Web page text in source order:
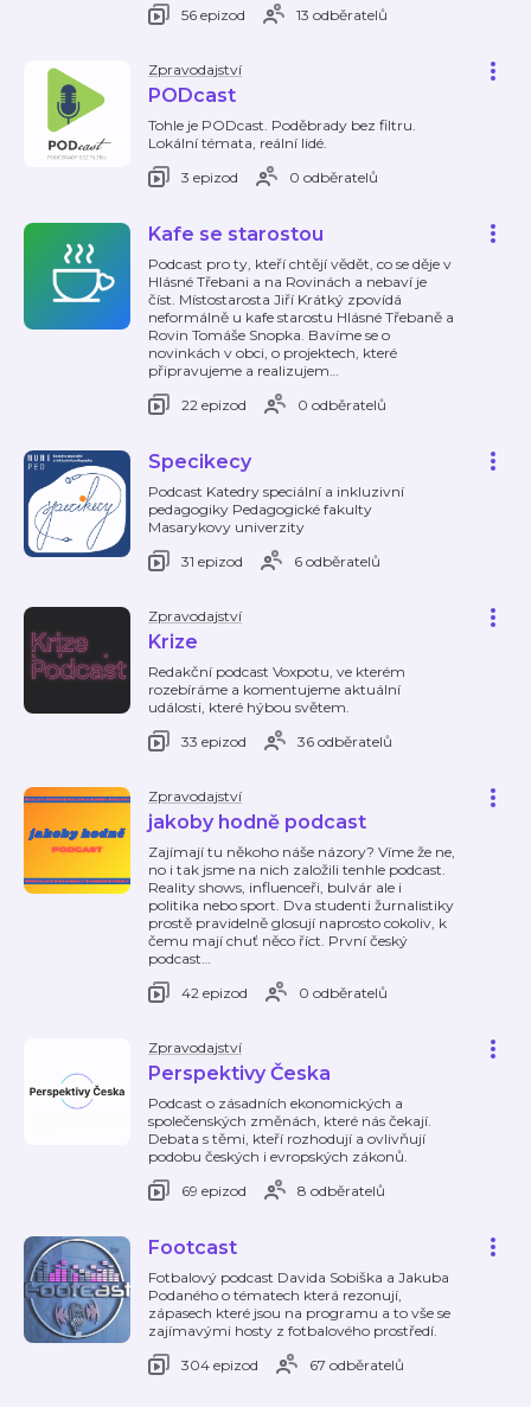
56 epizod 13 odběratelů
Zpravodajství
PODcast
Tohle je PODcast. Poděbrady bez filtru.
Lokální témata, reální lidé.
3 epizod
0 odběratelů
Kafe se starostou
Podcast pro ty, kteří chtějí vědět, co se děje v
Hlásné Třebani a na Rovinách a nebaví je
číst. Místostarosta Jiří Krátký zpovídá
neformálně u kafe starostu Hlásné Třebaně a
Rovin Tomáše Snopka. Bavíme se o
novinkách v obci, o projektech, které
připravujeme a realizujem…
22 epizod
0 odběratelů
Specikecy
Podcast Katedry speciální a inkluzivní
pedagogiky Pedagogické fakulty
Masarykovy univerzity
31 epizod
6 odběratelů
Zpravodajství
Krize
Redakční podcast Voxpotu, ve kterém
rozebíráme a komentujeme aktuální
události, které hýbou světem.
33 epizod
36 odběratelů
Zpravodajství
jakoby hodně podcast
Zajímají tu někoho náše názory? Víme že ne,
no i tak jsme na nich založili tenhle podcast.
Reality shows, influenceři, bulvár ale i
politika nebo sport. Dva studenti žurnalistiky
prostě pravidelně glosují naprosto cokoliv, k
čemu mají chuť něco říct. První český
podcast…
42 epizod
0 odběratelů
Zpravodajství
Perspektivy Česka
Podcast o zásadních ekonomických a
společenských změnách, které nás čekají.
Debata s těmi, kteří rozhodují a ovlivňují
podobu českých i evropských zákonů.
69 epizod
8 odběratelů
Footcast
Fotbalový podcast Davida Sobiška a Jakuba
Podaného o tématech která rezonují,
zápasech které jsou na programu a to vše se
zajímavými hosty z fotbalového prostředí.
304 epizod
67 odběratelů